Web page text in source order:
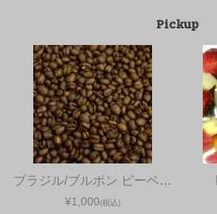
Pickup
ブラジル/ブルボン ピーベ…
¥1,000(税込)